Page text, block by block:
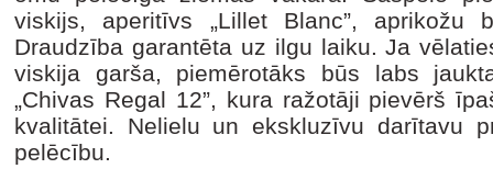
viskijs, aperitīvs „Lillet Blanc”, aprikožu
Draudzība garantēta uz ilgu laiku. Ja
viskija garša, piemērotāks būs labs
„Chivas Regal 12”, kura ražotāji pievērš
kvalitātei. Nelielu un ekskluzīvu darītavu
pelēcību.